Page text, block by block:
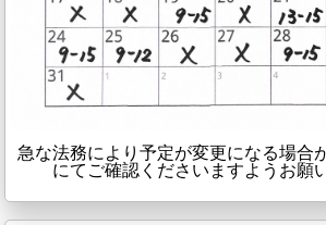
急な法務により予定が変更になる場合
にてご確認くださいますようお願